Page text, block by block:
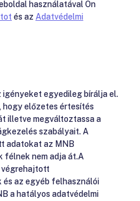
használatával Ön
és az Adatvédelmi
igényeket egyedileg bírálja el.
előzetes értesítés
illetve megváltoztassa a
szabályait. A
adatokat az MNB
félnek nem adja át.A
végrehajtott
és az egyéb felhasználói
a hatályos adatvédelmi